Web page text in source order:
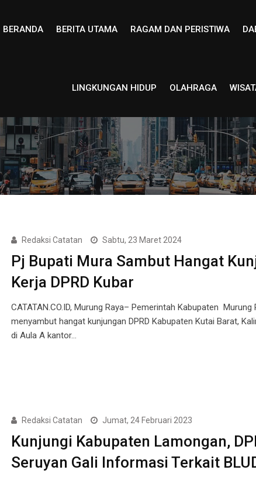
BERANDA BERITA UTAMA RAGAM DAN PERISTIWA
LINGKUNGAN HIDUP OLAHRAGA
Redaksi Catatan Sabtu, 23 Maret 2024
Pj Bupati Mura Sambut Hangat
Kerja DPRD Kubar
CATATAN.CO.ID, Murung Raya– Pemerintah Kabupaten Murung
menyambut hangat kunjungan DPRD Kabupaten Kutai Barat,
di Aula A kantor…
Redaksi Catatan Jumat, 24 Februari 2023
Kunjungi Kabupaten Lamongan,
Seruyan Gali Informasi Terkait